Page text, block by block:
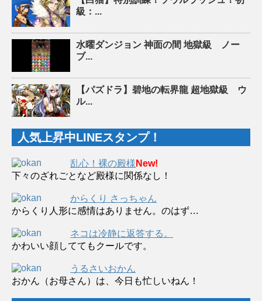
級：...
水曜ダンジョン 神面の間 地獄級 ノー
ブ...
【パズドラ】碧地の転界龍 超地獄級 ウ
ル...
人気上昇中LINEスタンプ！
乱心！裸の殿様 New!
下々のざれごとなど殿様に関係なし！
からくり さっちゃん
からくり人形に感情はありません。のはず…
ネコは冷静に返答する。
かわいい顔しててもクールです。
うるさいおかん
おかん（お母さん）は、今日も忙しいねん！